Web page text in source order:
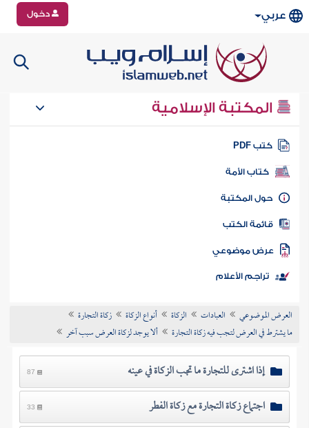
عربي دخول
المكتبة الإسلامية
كتب PDF
كتاب الأمة
المكتبة
الكتب
موضوعي
تراجم الأعلام
العرض الموضوعي العبادات الزكاة أنواع الزكاة
زكاة التجارة
ما يشترط في العرض لتجب فيه زكاة التجارة
ألا يوجد لزكاة العرض سبب آخر
إذا اشترى للتجارة ما تجب الزكاة في عينه 87
اجتماع زكاة التجارة مع زكاة الفطر 33